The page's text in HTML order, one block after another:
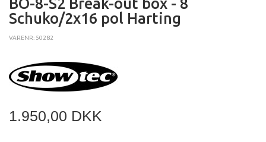
BO-8-S2 Break-out box - 8
Schuko/2x16 pol Harting
VARENR: 50282
1.950,00 DKK